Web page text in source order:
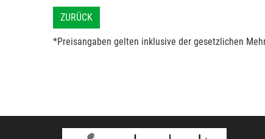
ZURÜCK
*Preisangaben gelten inklusive der gesetzlichen